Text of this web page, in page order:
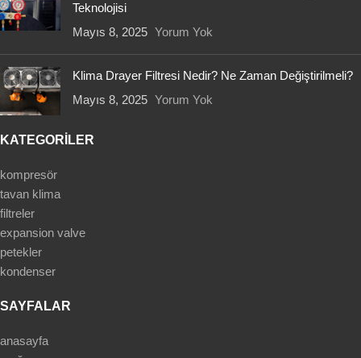
Teknolojisi
Mayıs 8, 2025 Yorum Yok
Klima Drayer Filtresi Nedir? Ne Zaman Değiştirilmeli?
Mayıs 8, 2025 Yorum Yok
KATEGORİLER
kompresör
tavan klima
filtreler
expansion valve
petekler
kondenser
SAYFALAR
anasayfa